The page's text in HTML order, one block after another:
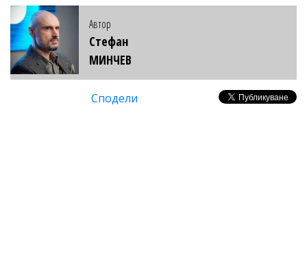
Автор
Стефан
МИНЧЕВ
Сподели